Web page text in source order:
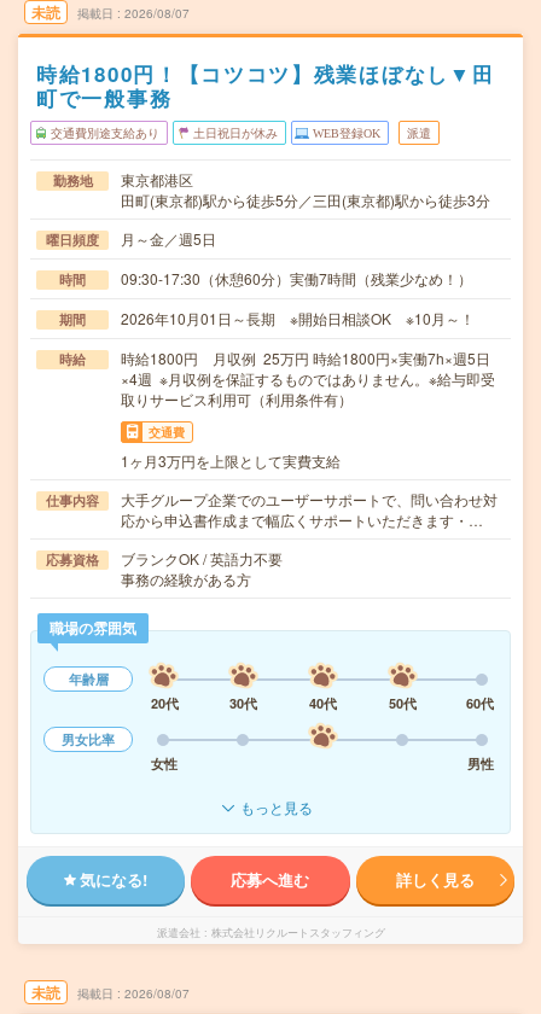
未読 掲載日 2026/08/07
時給1800円！【コツコツ】残業ほぼなし▼田
町で一般事務
交通費別途支給あり 土日祝日が休み WEB登録OK 派遣
勤務地
東京都港区
田町(東京都)駅から徒歩5分／三田(東京都)駅から徒歩3分
曜日頻度 月～金／週5日
時間 09:30-17:30（休憩60分）実働7時間（残業少なめ！）
期間 2026年10月01日～長期 ※開始日相談OK ※10月～！
時給
時給1800円 月収例 25万円 時給1800円×実働7h×週5日
×4週 ※月収例を保証するものではありません。※給与即受
取りサービス利用可（利用条件有）
交通費
1ヶ月3万円を上限として実費支給
仕事内容
大手グループ企業でのユーザーサポートで、問い合わせ対
応から申込書作成まで幅広くサポートいただきます・…
応募資格
ブランクOK / 英語力不要
事務の経験がある方
職場の雰囲気
年齢層
20代
30代 40代 50代
60代
男女比率
女性
男性
もっと見る
気になる! 応募へ進む 詳しく見る
派遣会社 株式会社リクルートスタッフィング
未読 掲載日 2026/08/07